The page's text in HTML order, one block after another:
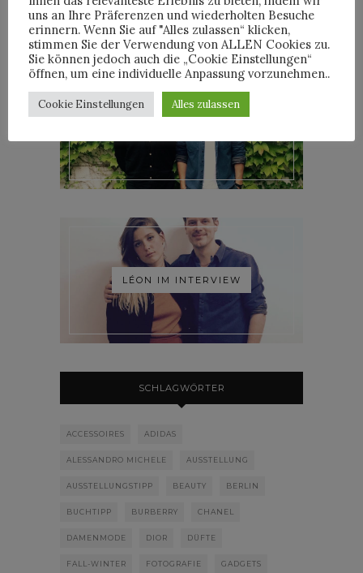
LÉON IM INTERVIEW
SCHLAGWÖRTER
ACCESSOIRES ADIDAS
ALESSANDRO MICHELE AUSSTELLUNG
AUSSTELLUNGSTIPP BEAUTY BERLIN
BUCHTIPP BURBERRY CHANEL
DAMENMODE DIOR DÜFTE
FALL-WINTER FOTOGRAFIE GADGETS
uns an Ihre Präferenzen und wiederholten Besuche
erinnern. Wenn Sie auf "Alles zulassen“ klicken,
stimmen Sie der Verwendung von ALLEN Cookies zu.
Sie können jedoch auch die „Cookie Einstellungen“
öffnen, um eine individuelle Anpassung vorzunehmen..
Cookie Einstellungen Alles zulassen